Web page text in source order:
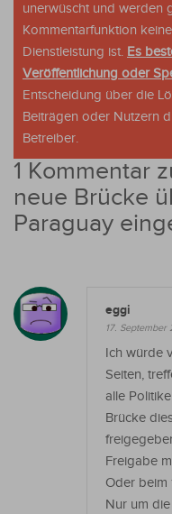
unerwüscht und werden
Kommentarfunktion
Dienstleistung ist. Es
Veröffentlichung oder
Entscheidung über die
Beiträgen oder Nutzern
Betreiber.
1 Kommentar
neue Brücke
Paraguay
eggi
17. September
Ich würde
Seiten,
alle
Brücke
Freigabe
Oder beim
Nur um